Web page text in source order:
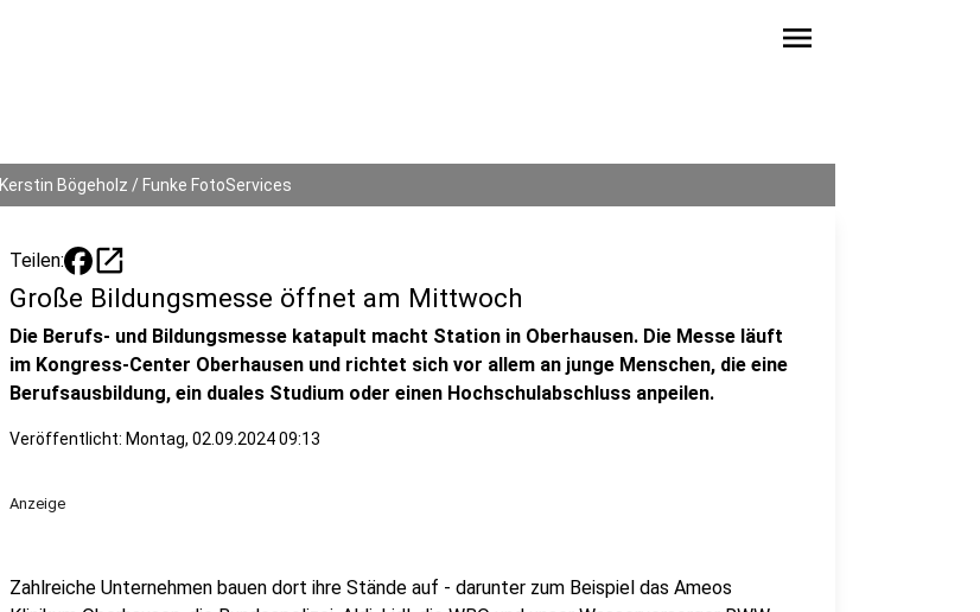
menu
Kerstin Bögeholz / Funke FotoServices
Teilen: open_in_new
Große Bildungsmesse öffnet am Mittwoch
Die Berufs- und Bildungsmesse katapult macht Station in Oberhausen. Die Messe läuft
im Kongress-Center Oberhausen und richtet sich vor allem an junge Menschen, die eine
Berufsausbildung, ein duales Studium oder einen Hochschulabschluss anpeilen.
Veröffentlicht: Montag, 02.09.2024 09:13
Anzeige
Zahlreiche Unternehmen bauen dort ihre Stände auf - darunter zum Beispiel das Ameos